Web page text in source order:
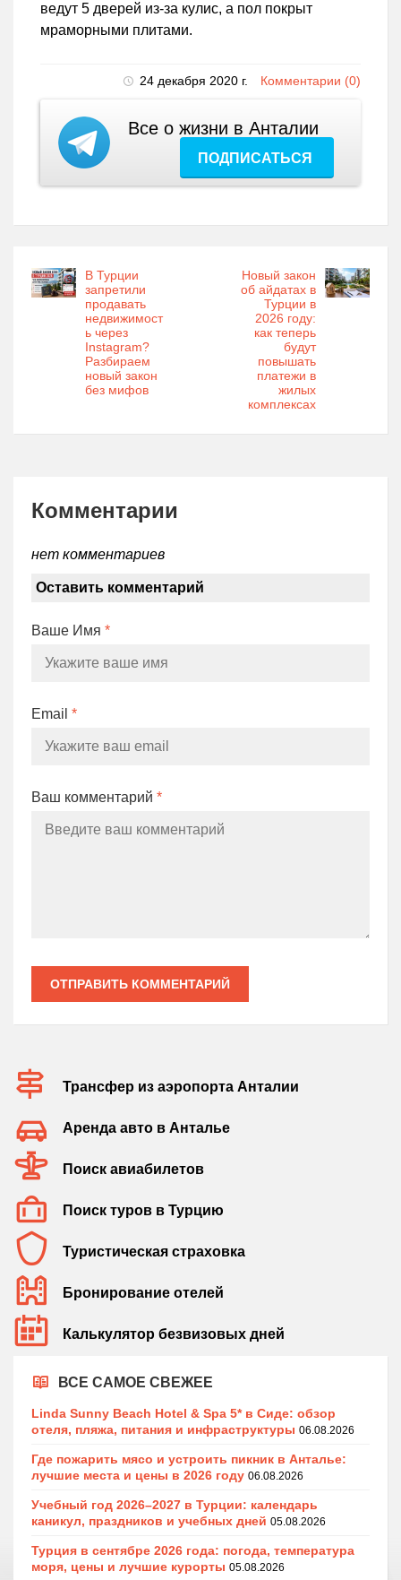
ведут 5 дверей из-за кулис, а пол покрыт
мраморными плитами.
24 декабря 2020 г. Комментарии (0)
Все о жизни в Анталии
ПОДПИСАТЬСЯ
В Турции
запретили
продавать
недвижимост
ь через
Instagram?
Разбираем
новый закон
без мифов
Новый закон
об айдатах в
Турции в
2026 году:
как теперь
будут
повышать
платежи в
жилых
комплексах
Комментарии
нет комментариев
Оставить комментарий
Ваше Имя *
Email *
Ваш комментарий *
ОТПРАВИТЬ КОММЕНТАРИЙ
Трансфер из аэропорта Анталии
Аренда авто в Анталье
Поиск авиабилетов
Поиск туров в Турцию
Туристическая страховка
Бронирование отелей
Калькулятор безвизовых дней
ВСЕ САМОЕ СВЕЖЕЕ
Linda Sunny Beach Hotel & Spa 5* в Сиде: обзор
отеля, пляжа, питания и инфраструктуры 06.08.2026
Где пожарить мясо и устроить пикник в Анталье:
лучшие места и цены в 2026 году 06.08.2026
Учебный год 2026–2027 в Турции: календарь
каникул, праздников и учебных дней 05.08.2026
Турция в сентябре 2026 года: погода, температура
моря, цены и лучшие курорты 05.08.2026